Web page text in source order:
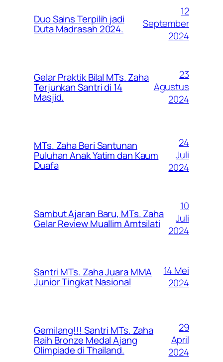
Duo Sains Terpilih jadi
Duta Madrasah 2024.
12
September
2024
Gelar Praktik Bilal MTs. Zaha
Terjunkan Santri di 14
Masjid.
23
Agustus
2024
MTs. Zaha Beri Santunan
Puluhan Anak Yatim dan Kaum
Duafa
24
Juli
2024
Sambut Ajaran Baru, MTs. Zaha
Gelar Review Muallim Amtsilati
10
Juli
2024
Santri MTs. Zaha Juara MMA
Junior Tingkat Nasional
14 Mei
2024
Gemilang!!! Santri MTs. Zaha
Raih Bronze Medal Ajang
Olimpiade di Thailand.
29
April
2024